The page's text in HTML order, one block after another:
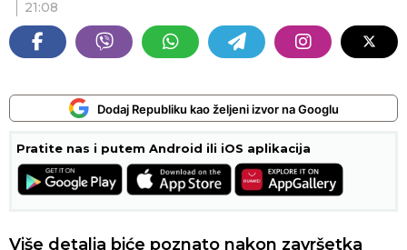
21:08
Dodaj Republiku kao željeni izvor na Googlu
Pratite nas i putem Android ili iOS aplikacija
Više detalja biće poznato nakon završetka